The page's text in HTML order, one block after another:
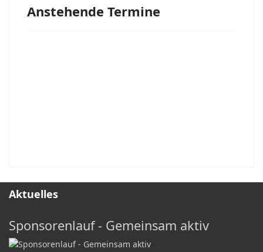
Anstehende Termine
Aktuelles
Sponsorenlauf - Gemeinsam aktiv